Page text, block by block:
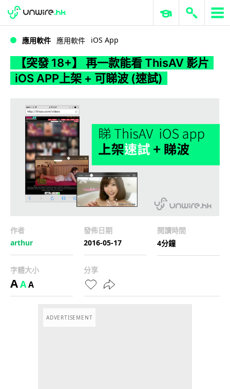
WWDC 2026 ERP 與商業 AI
應用軟件 應用軟件 iOS App
【突發 18+】 再一款能看 ThisAV 影片
iOS APP上架 + 可睇波 (速試)
作者
arthur
發佈日期
2016-05-17
閱讀時間
4分鐘
字體大小
AAA
分享
ADVERTISEMENT